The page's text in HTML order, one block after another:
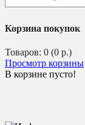
Корзина покупок
Товаров: 0 (0 р.)
Просмотр корзины
В корзине пусто!